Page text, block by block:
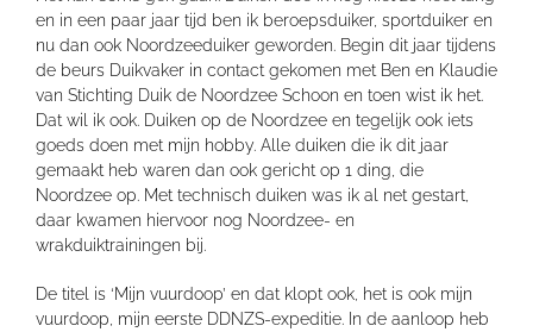
en in een paar jaar tijd ben ik beroepsduiker, sportduiker en
nu dan ook Noordzeeduiker geworden. Begin dit jaar tijdens
de beurs Duikvaker in contact gekomen met Ben en Klaudie
van Stichting Duik de Noordzee Schoon en toen wist ik het.
Dat wil ik ook. Duiken op de Noordzee en tegelijk ook iets
goeds doen met mijn hobby. Alle duiken die ik dit jaar
gemaakt heb waren dan ook gericht op 1 ding, die
Noordzee op. Met technisch duiken was ik al net gestart,
daar kwamen hiervoor nog Noordzee- en
wrakduiktrainingen bij.
De titel is ‘Mijn vuurdoop’ en dat klopt ook, het is ook mijn
vuurdoop, mijn eerste DDNZS-expeditie. In de aanloop heb